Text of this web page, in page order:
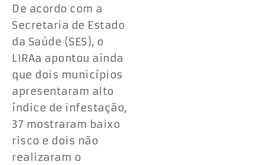
De acordo com a
Secretaria de Estado
da Saúde (SES), o
LIRAa apontou ainda
que dois municípios
apresentaram alto
índice de infestação,
37 mostraram baixo
risco e dois não
realizaram o